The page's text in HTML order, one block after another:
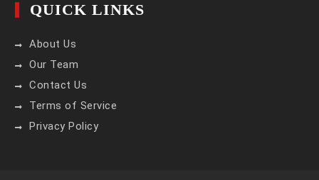
QUICK LINKS
About Us
Our Team
Contact Us
Terms of Service
Privacy Policy